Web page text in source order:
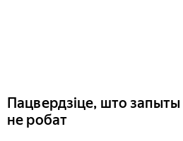
Пацвердзіце, што запыты
не робат